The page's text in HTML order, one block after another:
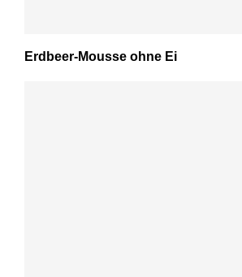
Erdbeer-Mousse ohne Ei